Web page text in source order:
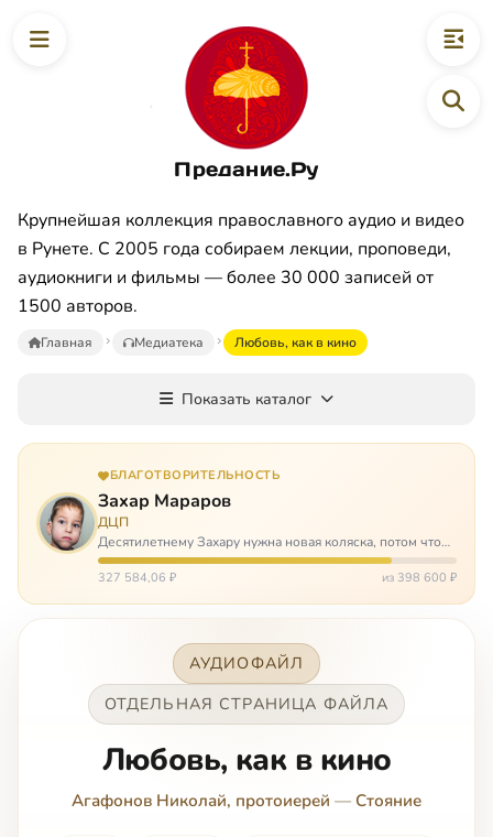
Предание.Ру
Крупнейшая коллекция православного аудио и видео
в Рунете. С 2005 года собираем лекции, проповеди,
аудиокниги и фильмы — более 30 000 записей от
1500 авторов.
Главная Медиатека Любовь, как в кино
Показать каталог
БЛАГОТВОРИТЕЛЬНОСТЬ
Захар Мараров
ДЦП
Десятилетнему Захару нужна новая коляска, потом что
старая сломалась. А без коляски он не сможет не только
просто выходить из дома, но и продолжать лечение в
327 584,06 ₽ из 398 600 ₽
АУДИОФАЙЛ
ОТДЕЛЬНАЯ СТРАНИЦА ФАЙЛА
Любовь, как в кино
Агафонов Николай, протоиерей — Стояние